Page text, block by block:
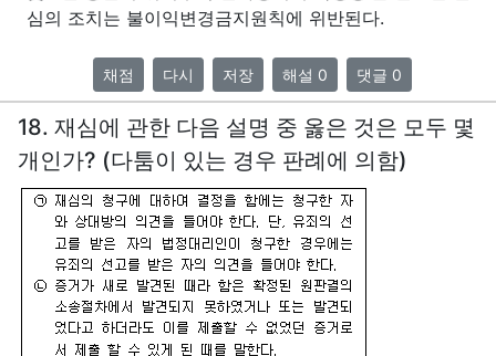
심의 조치는 불이익변경금지원칙에 위반된다.
채점 다시 저장 해설 0 댓글 0
18. 재심에 관한 다음 설명 중 옳은 것은 모두 몇
개인가? (다툼이 있는 경우 판례에 의함)